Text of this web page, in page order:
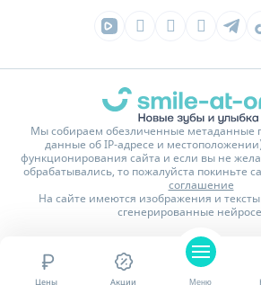
Цены Акции Меню
Мы собираем обезличенные метаданные
данные об IP-адресе и
функционирования сайта и если вы не
обрабатывались, то пожалуйста покиньте
соглашение
На сайте имеются изображения и
сгенерированные
© 2016 - 2026 Стоматологическая
Карта сайта
Политика